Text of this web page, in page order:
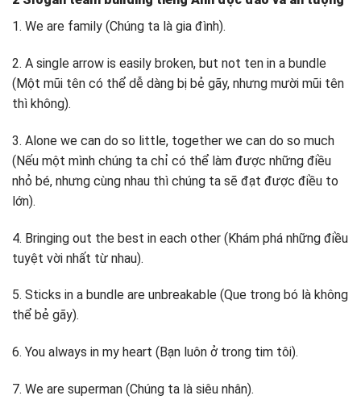
1. We are family (Chúng ta là gia đình).
2. A single arrow is easily broken, but not ten in a bundle
(Một mũi tên có thể dễ dàng bị bẻ gãy, nhưng mười mũi tên
thì không).
3. Alone we can do so little, together we can do so much
(Nếu một mình chúng ta chỉ có thể làm được những điều
nhỏ bé, nhưng cùng nhau thì chúng ta sẽ đạt được điều to
lớn).
4. Bringing out the best in each other (Khám phá những điều
tuyệt vời nhất từ nhau).
5. Sticks in a bundle are unbreakable (Que trong bó là không
thể bẻ gãy).
6. You always in my heart (Bạn luôn ở trong tim tôi).
7. We are superman (Chúng ta là siêu nhân).